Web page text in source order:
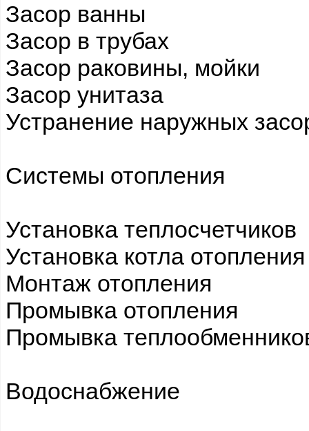
Засор ванны
Засор в трубах
Засор раковины, мойки
Засор унитаза
Устранение наружных
Системы отопления
Установка теплосчетчиков
Установка котла отопления
Монтаж отопления
Промывка отопления
Промывка
Водоснабжение